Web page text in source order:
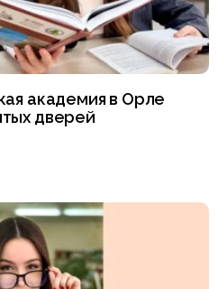
академия в Орле
дверей